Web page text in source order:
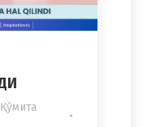
Қўмита